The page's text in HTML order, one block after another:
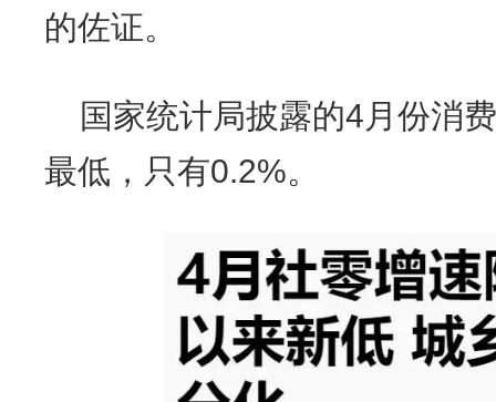
的佐证。
国家统计局披露的4月份消
最低，只有0.2%。